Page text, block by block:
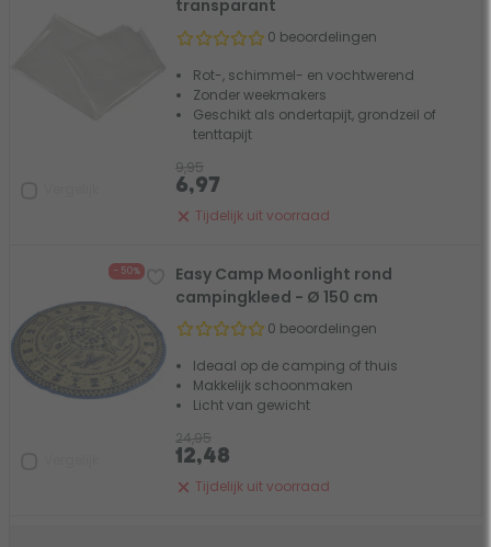
transparant
0 beoordelingen
Rot-, schimmel- en vochtwerend
Zonder weekmakers
Geschikt als ondertapijt, grondzeil of
tenttapijt
Tijdelijk uit voorraad
9,95
6,97
- 50%
Easy Camp Moonlight rond
campingkleed - Ø 150 cm
0 beoordelingen
Ideaal op de camping of thuis
Makkelijk schoonmaken
Licht van gewicht
Tijdelijk uit voorraad
24,95
12,48